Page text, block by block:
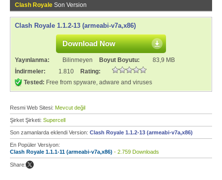
Clash Royale Son Version
Clash Royale 1.1.2-13 (armeabi-v7a,x86)
Download Now
Yayınlanma: Bilinmeyen Boyut Boyutu:
83,9 MB
İndirmeler:
1.810
Rating:
Tested: Free from spyware, adware and viruses
Resmi Web Sitesi: Mevcut değil
Şirket Şirketi: Supercell
Son zamanlarda eklendi Version: Clash Royale 1.1.2-13 (armeabi-v7a,x86)
En Popüler Versiyon:
Clash Royale 1.1.1-11 (armeabi-v7a,x86) - 2.759 Downloads
Share: